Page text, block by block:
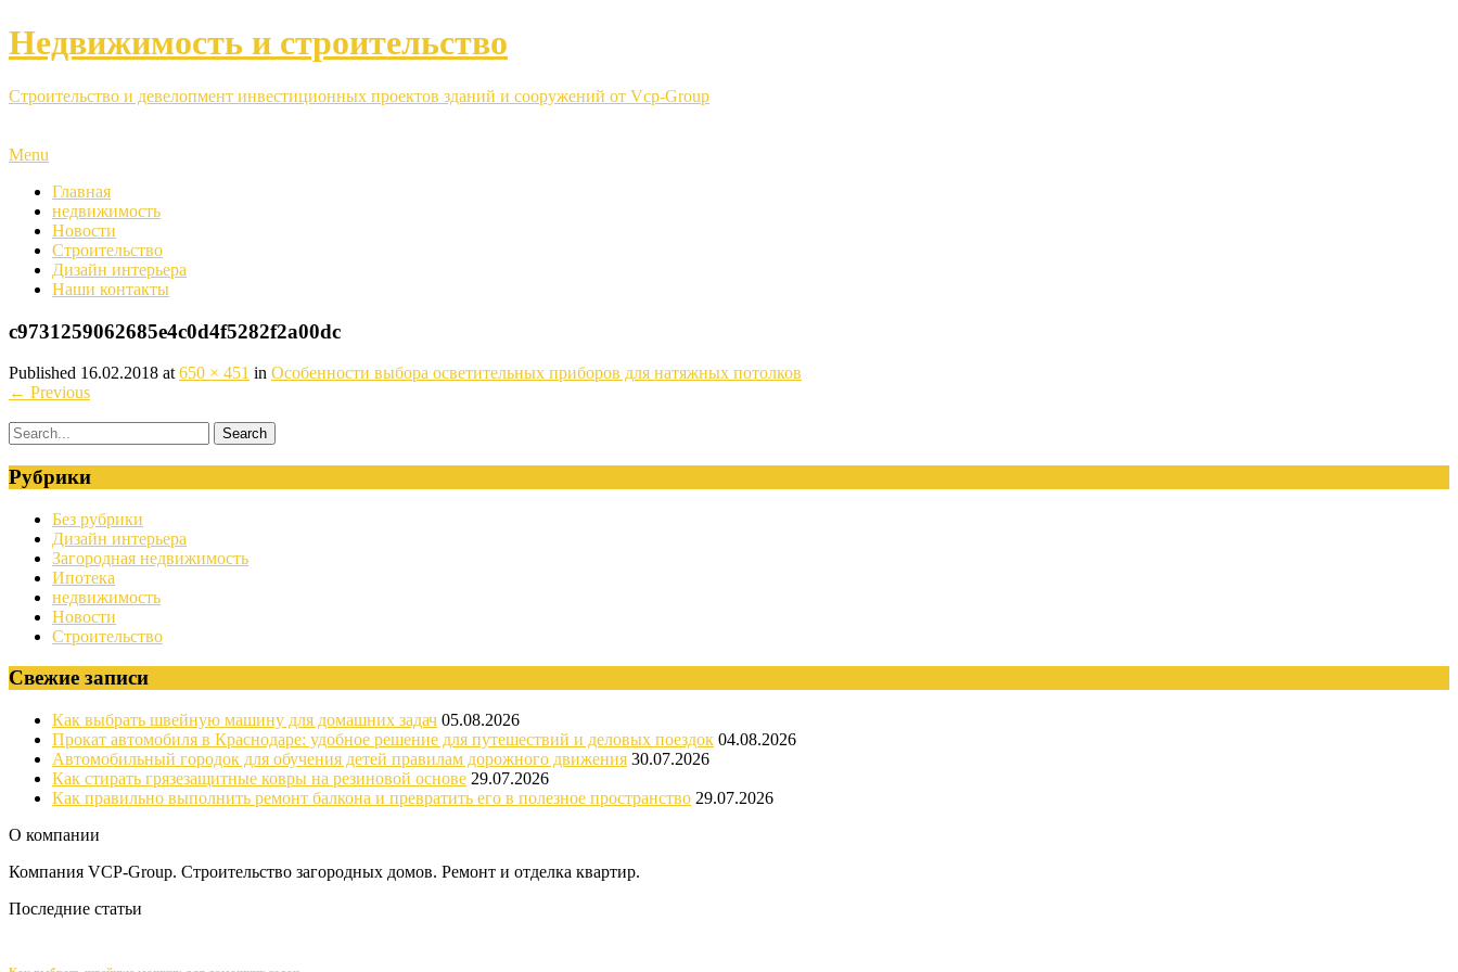
Недвижимость и строительство
Строительство и девелопмент инвестиционных проектов зданий и сооружений от Vcp-Group
Menu
Главная
недвижимость
Новости
Строительство
Дизайн интерьера
Наши контакты
c9731259062685e4c0d4f5282f2a00dc
Published 16.02.2018 at 650 × 451 in Особенности выбора осветительных приборов для натяжных потолков
← Previous
Рубрики
Без рубрики
Дизайн интерьера
Загородная недвижимость
Ипотека
недвижимость
Новости
Строительство
Свежие записи
Как выбрать швейную машину для домашних задач 05.08.2026
Прокат автомобиля в Краснодаре: удобное решение для путешествий и деловых поездок 04.08.2026
Автомобильный городок для обучения детей правилам дорожного движения 30.07.2026
Как стирать грязезащитные ковры на резиновой основе 29.07.2026
Как правильно выполнить ремонт балкона и превратить его в полезное пространство 29.07.2026
О компании
Компания VCP-Group. Строительство загородных домов. Ремонт и отделка квартир.
Последние статьи